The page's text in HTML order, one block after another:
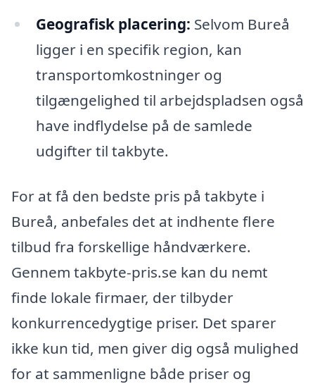
Geografisk placering: Selvom Bureå
ligger i en specifik region, kan
transportomkostninger og
tilgængelighed til arbejdspladsen også
have indflydelse på de samlede
udgifter til takbyte.
For at få den bedste pris på takbyte i
Bureå, anbefales det at indhente flere
tilbud fra forskellige håndværkere.
Gennem takbyte-pris.se kan du nemt
finde lokale firmaer, der tilbyder
konkurrencedygtige priser. Det sparer
ikke kun tid, men giver dig også mulighed
for at sammenligne både priser og